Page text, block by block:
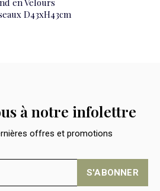
D43xH43cm
à notre infolettre
offres et promotions
S'ABONNER